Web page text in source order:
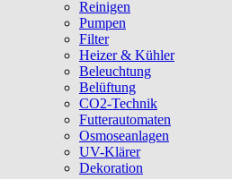
Reinigen
Pumpen
Filter
Heizer & Kühler
Beleuchtung
Belüftung
CO2-Technik
Futterautomaten
Osmoseanlagen
UV-Klärer
Dekoration